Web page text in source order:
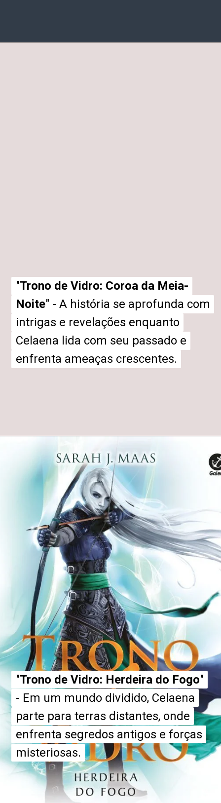
"Trono de Vidro: Coroa da Meia-
Noite" - A história se aprofunda com
intrigas e revelações enquanto
Celaena lida com seu passado e
enfrenta ameaças crescentes.
"Trono de Vidro: Coroa da Meia-
Noite" - A história se aprofunda com
intrigas e revelações enquanto
Celaena lida com seu passado e
enfrenta ameaças crescentes.
"Trono de Vidro: Herdeira do Fogo"
- Em um mundo dividido, Celaena
parte para terras distantes, onde
enfrenta segredos antigos e forças
misteriosas.
"Trono de Vidro: Herdeira do Fogo"
- Em um mundo dividido, Celaena
parte para terras distantes, onde
enfrenta segredos antigos e forças
misteriosas.